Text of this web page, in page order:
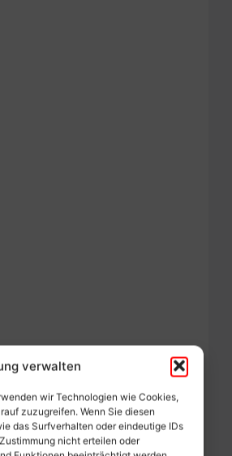
verwalten
wir Technologien wie Cookies,
zuzugreifen. Wenn Sie diesen
das Surfverhalten oder eindeutige IDs
nicht erteilen oder